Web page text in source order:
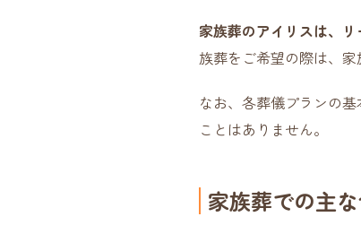
家族葬のアイリスは、
族葬をご希望の際は、
なお、各葬儀プランの
ことはありません。
家族葬での主